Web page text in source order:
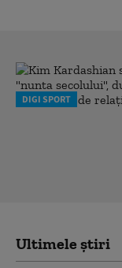
DIGI SPORT
Ultimele știri